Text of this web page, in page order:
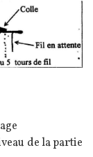
de la partie